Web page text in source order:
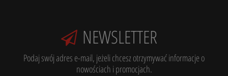
NEWSLETTER
Podaj swój adres e-mail, jeżeli chcesz otrzymywać informacje o
nowościach i promocjach.